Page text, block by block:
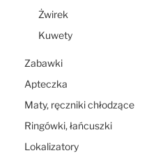
Żwirek
Kuwety
Zabawki
Apteczka
Maty, ręczniki chłodzące
Ringówki, łańcuszki
Lokalizatory